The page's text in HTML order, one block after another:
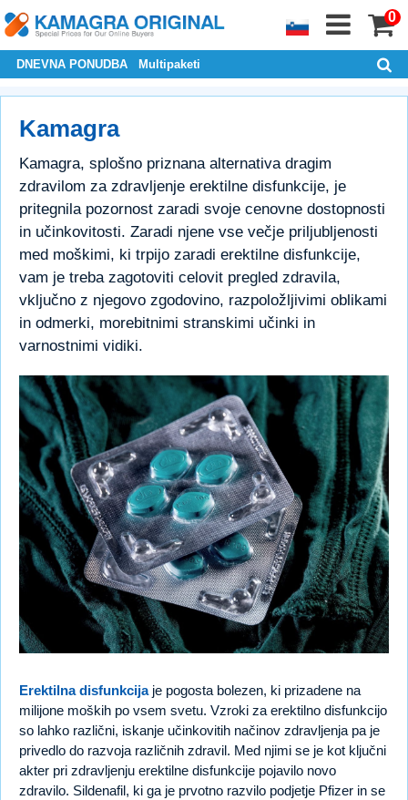
0
DNEVNA PONUDBA Multipaketi
Kamagra
Kamagra, splošno priznana alternativa dragim
zdravilom za zdravljenje erektilne disfunkcije, je
pritegnila pozornost zaradi svoje cenovne dostopnosti
in učinkovitosti. Zaradi njene vse večje priljubljenosti
med moškimi, ki trpijo zaradi erektilne disfunkcije,
vam je treba zagotoviti celovit pregled zdravila,
vključno z njegovo zgodovino, razpoložljivimi oblikami
in odmerki, morebitnimi stranskimi učinki in
varnostnimi vidiki.
Erektilna disfunkcijaje pogosta bolezen, ki prizadene na
milijone moških po vsem svetu. Vzroki za erektilno disfunkcijo
so lahko različni, iskanje učinkovitih načinov zdravljenja pa je
privedlo do razvoja različnih zdravil. Med njimi se je kot ključni
akter pri zdravljenju erektilne disfunkcije pojavilo novo
zdravilo. Sildenafil, ki ga je prvotno razvilo podjetje Pfizer in se